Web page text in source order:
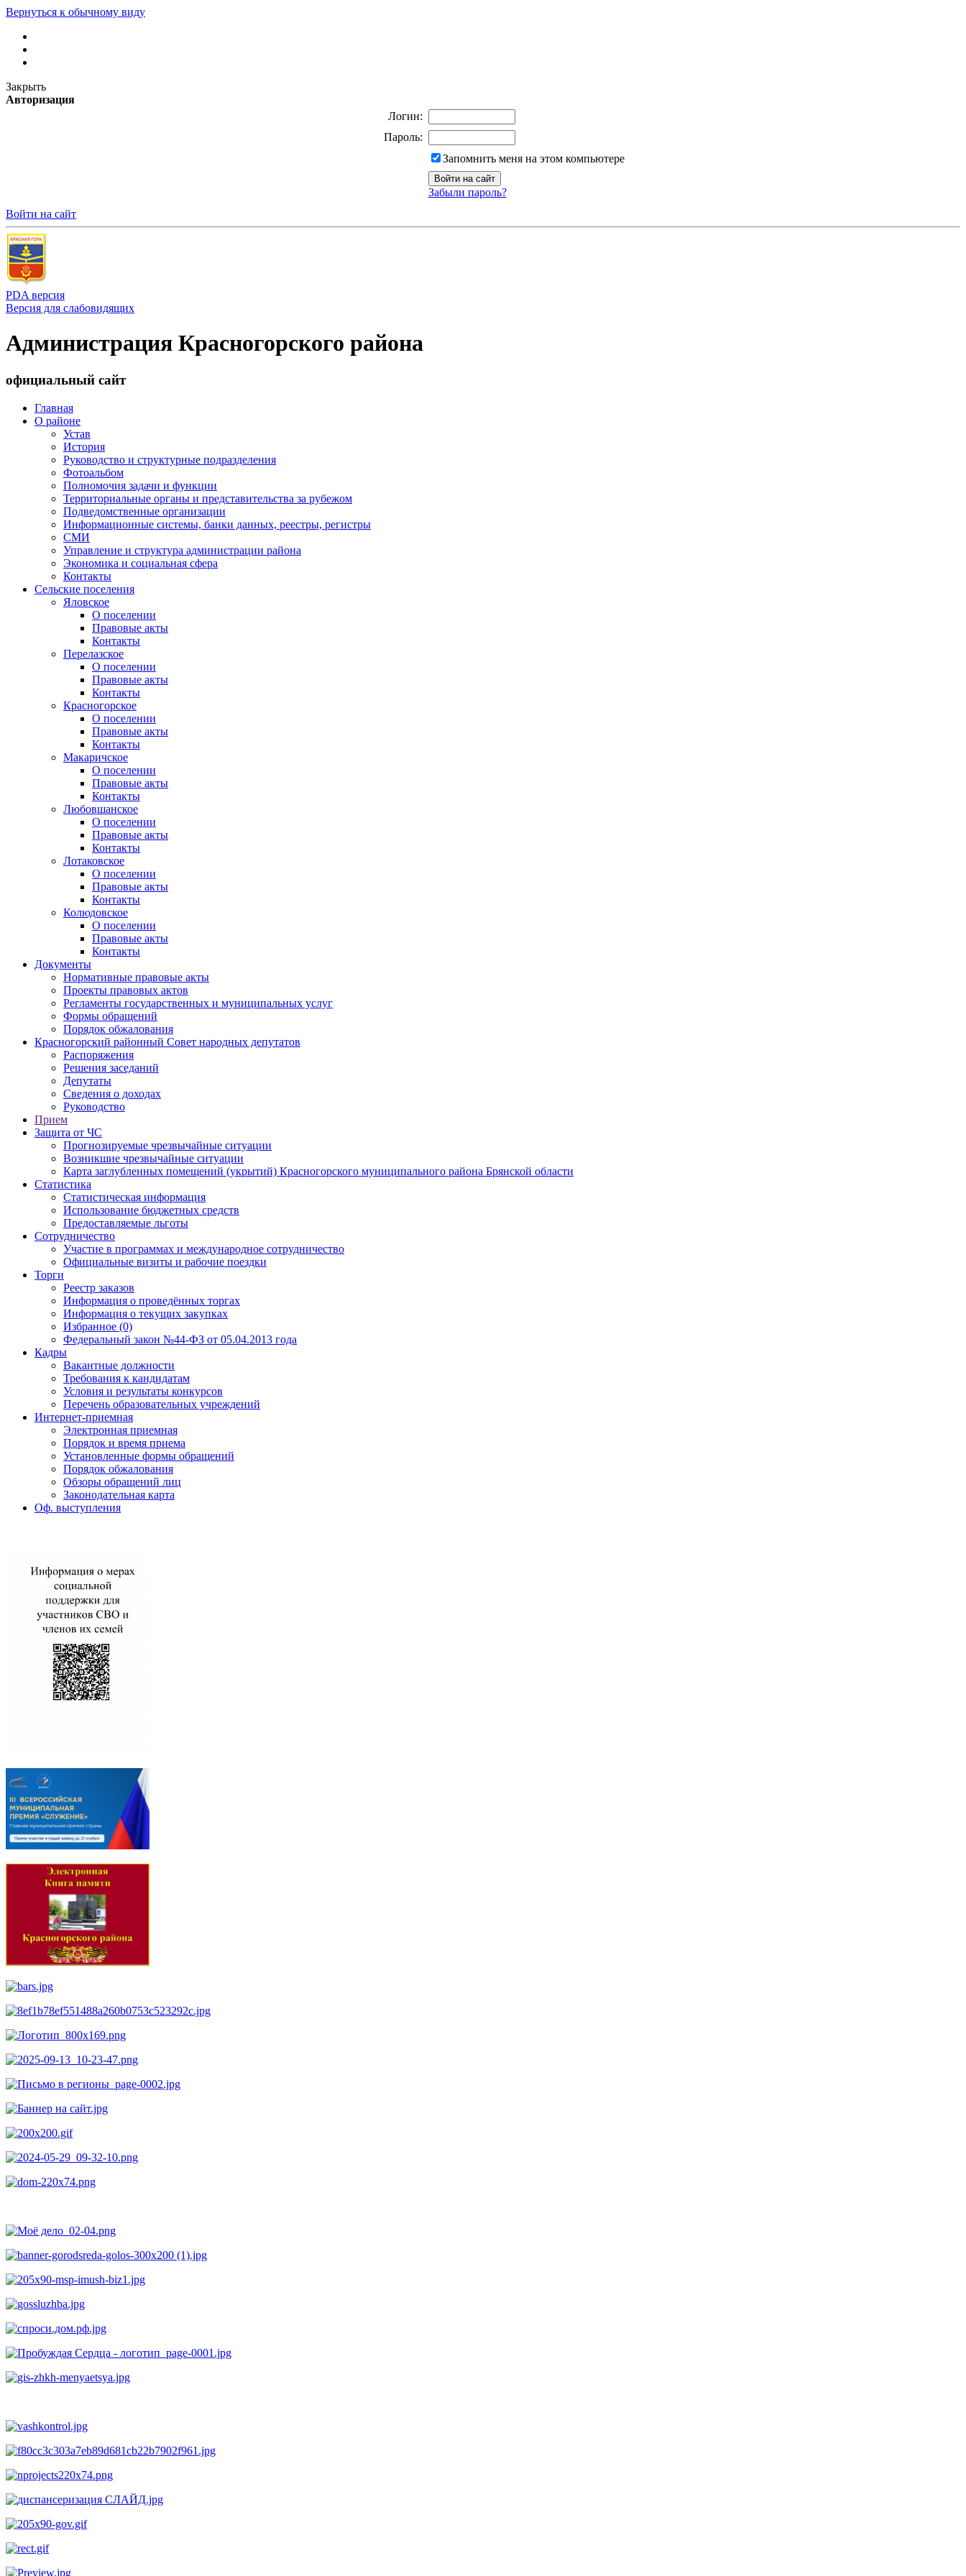
Вернуться к обычному виду
Закрыть
Авторизация
Логин:
Пароль:
Запомнить меня на этом компьютере
Забыли пароль?
Войти на сайт
PDA версия
Версия для слабовидящих
Администрация Красногорского района
официальный сайт
Главная
О районе
Устав
История
Руководство и структурные подразделения
Фотоальбом
Полномочия задачи и функции
Территориальные органы и представительства за рубежом
Подведомственные организации
Информационные системы, банки данных, реестры, регистры
СМИ
Управление и структура администрации района
Экономика и социальная сфера
Контакты
Сельские поселения
Яловское
О поселении
Правовые акты
Контакты
Перелазское
О поселении
Правовые акты
Контакты
Красногорское
О поселении
Правовые акты
Контакты
Макаричское
О поселении
Правовые акты
Контакты
Любовшанское
О поселении
Правовые акты
Контакты
Лотаковское
О поселении
Правовые акты
Контакты
Колюдовское
О поселении
Правовые акты
Контакты
Документы
Нормативные правовые акты
Проекты правовых актов
Регламенты государственных и муниципальных услуг
Формы обращений
Порядок обжалования
Красногорский районный Совет народных депутатов
Распоряжения
Решения заседаний
Депутаты
Сведения о доходах
Руководство
Прием
Защита от ЧС
Прогнозируемые чрезвычайные ситуации
Возникшие чрезвычайные ситуации
Карта заглубленных помещений (укрытий) Красногорского муниципального района Брянской области
Статистика
Статистическая информация
Использование бюджетных средств
Предоставляемые льготы
Сотрудничество
Участие в программах и международное сотрудничество
Официальные визиты и рабочие поездки
Торги
Реестр заказов
Информация о проведённых торгах
Информация о текущих закупках
Избранное (0)
Федеральный закон №44-ФЗ от 05.04.2013 года
Кадры
Вакантные должности
Требования к кандидатам
Условия и результаты конкурсов
Перечень образовательных учреждений
Интернет-приемная
Электронная приемная
Порядок и время приема
Установленные формы обращений
Порядок обжалования
Обзоры обращений лиц
Законодательная карта
Оф. выступления